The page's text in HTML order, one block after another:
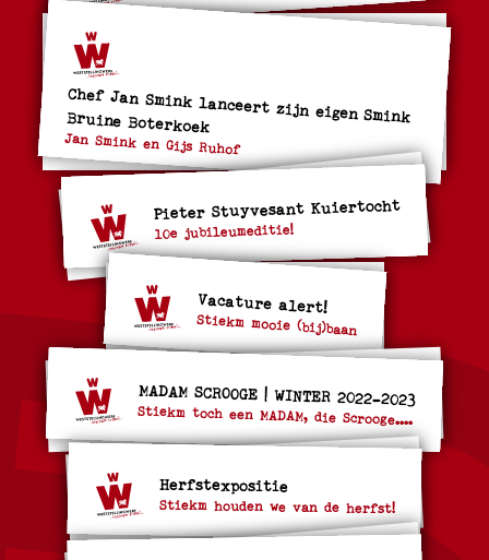
Chef Jan Smink lanceert zijn eigen Smink Bruine Boterkoek
Jan Smink en Gijs Ruhof
Pieter Stuyvesant Kuiertocht
10e jubileumeditie!
Vacature alert!
Stiekm mooie (bij)baan
MADAM SCROOGE | WINTER 2022-2023
Stiekm toch een MADAM, die Scrooge....
Herfstexpositie
Stiekm houden we van de herfst!